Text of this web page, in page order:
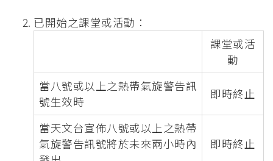
已開始之課堂或活動：
課堂或活
動
當八號或以上之熱帶氣旋警告訊
號生效時
即時終止
當天文台宣佈八號或以上之熱帶
氣旋警告訊號將於未來兩小時內
即時終止